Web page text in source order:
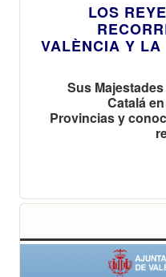
LOS
VALÈNCIA Y LA
Sus
Catalá
Provincias y